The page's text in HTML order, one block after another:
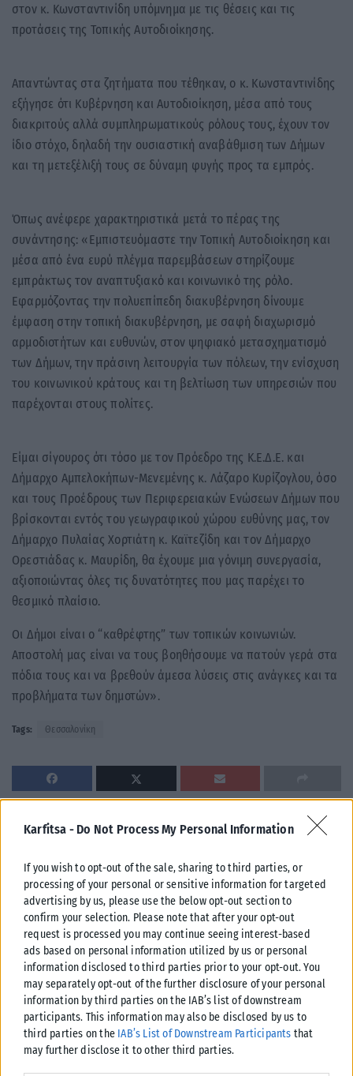
Karfitsa - Do Not Process My Personal Information
If you wish to opt-out of the sale, sharing to third parties, or
processing of your personal or sensitive information for targeted
advertising by us, please use the below opt-out section to
confirm your selection. Please note that after your opt-out
request is processed you may continue seeing interest-based
ads based on personal information utilized by us or personal
information disclosed to third parties prior to your opt-out. You
may separately opt-out of the further disclosure of your personal
information by third parties on the IAB’s list of downstream
participants. This information may also be disclosed by us to
third parties on the IAB’s List of Downstream Participants that
may further disclose it to other third parties.
στον κ. Κωνσταντινίδη υπόμνημα με τις θέσεις και τις
προτάσεις της Τοπικής Αυτοδιοίκησης.
Απαντώντας στα ζητήματα που τέθηκαν, ο κ. Κωνσταντινίδης
εξήγησε ότι Κυβέρνηση και Αυτοδιοίκηση, μέσα από τους
διακριτούς αλλά συμπληρωματικούς ρόλους τους, έχουν τον
ίδιο στόχο, δηλαδή την ουσιαστική αναβάθμιση των Δήμων
και τη μετεξέλιξή τους σε δύναμη φυγής προς τα εμπρός.
Όπως ανέφερε χαρακτηριστικά μετά το πέρας της
συνάντησης: «Εμπιστευόμαστε την Τοπική Αυτοδιοίκηση και
μέσα από ένα ευρύ πλέγμα παρεμβάσεων στηρίζουμε
εμπράκτως τον αναπτυξιακό και κοινωνικό της ρόλο.
Εφαρμόζοντας την πολυεπίπεδη διακυβέρνηση δίνουμε
έμφαση στην τοπική διακυβέρνηση, με σαφή διαχωρισμό
αρμοδιοτήτων και ευθυνών, στον ψηφιακό μετασχηματισμό
των Δήμων, την πράσινη λειτουργία των πόλεων, την ενίσχυση
του κοινωνικού κράτους και τη βελτίωση των υπηρεσιών που
παρέχονται στους πολίτες.
Είμαι σίγουρος ότι τόσο με τον Πρόεδρο της Κ.Ε.Δ.Ε. και
Δήμαρχο Αμπελοκήπων-Μενεμένης κ. Λάζαρο Κυρίζογλου, όσο
και τους Προέδρους των Περιφερειακών Ενώσεων Δήμων που
βρίσκονται εντός του γεωγραφικού χώρου ευθύνης μας, τον
Δήμαρχο Πυλαίας Χορτιάτη κ. Καϊτεζίδη και τον Δήμαρχο
Ορεστιάδας κ. Μαυρίδη, θα έχουμε μια γόνιμη συνεργασία,
αξιοποιώντας όλες τις δυνατότητες που μας παρέχει το
θεσμικό πλαίσιο.
Οι Δήμοι είναι ο “καθρέφτης” των τοπικών κοινωνιών.
Αποστολή μας είναι να τους βοηθήσουμε να πατούν γερά στα
πόδια τους και να βρεθούν άμεσα λύσεις στις ανάγκες και τα
προβλήματα των δημοτών».
Tags: Θεσσαλονίκη
Σχετικά Άρθρα